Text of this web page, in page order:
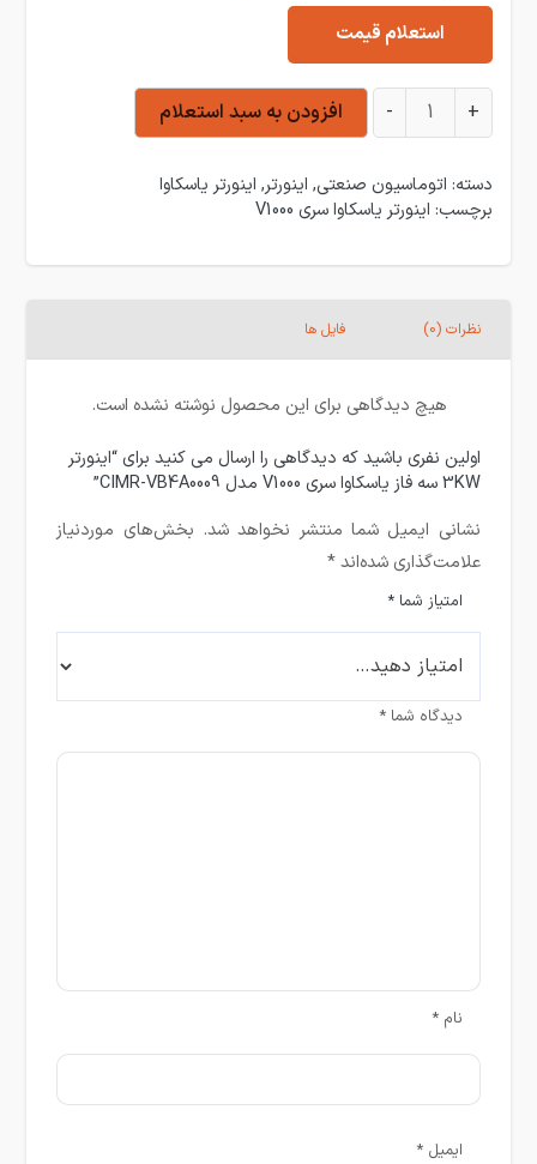
استعلام قیمت
اینورتر 3KW سه فاز یاسکاوا سری V1000 مدل CIMR-VB4A0009 عدد
+
- افزودن به سبد استعلام
دسته: اتوماسیون صنعتی, اینورتر, اینورتر یاسکاوا
برچسب: اینورتر یاسکاوا سری V1000
نظرات (0) فایل ها
هیچ دیدگاهی برای این محصول نوشته نشده است.
اولین نفری باشید که دیدگاهی را ارسال می کنید برای “اینورتر
3KW سه فاز یاسکاوا سری V1000 مدل CIMR-VB4A0009”
نشانی ایمیل شما منتشر نخواهد شد. بخش‌های موردنیاز
علامت‌گذاری شده‌اند*
امتیاز شما*
دیدگاه شما*
نام*
ایمیل*